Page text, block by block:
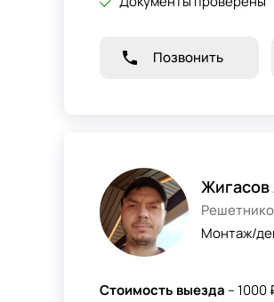
Позвонить
Жигасов
Монтаж/
Стоимость выезда – 1000